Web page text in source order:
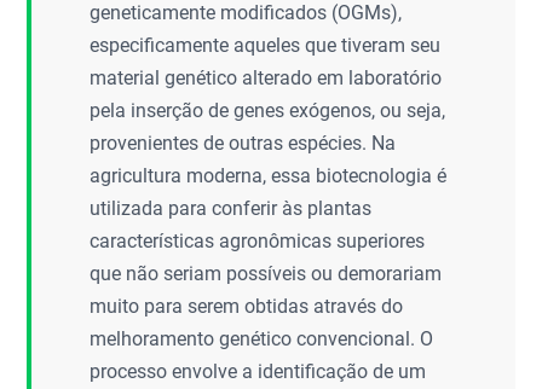
geneticamente modificados (OGMs),
especificamente aqueles que tiveram seu
material genético alterado em laboratório
pela inserção de genes exógenos, ou seja,
provenientes de outras espécies. Na
agricultura moderna, essa biotecnologia é
utilizada para conferir às plantas
características agronômicas superiores
que não seriam possíveis ou demorariam
muito para serem obtidas através do
melhoramento genético convencional. O
processo envolve a identificação de um